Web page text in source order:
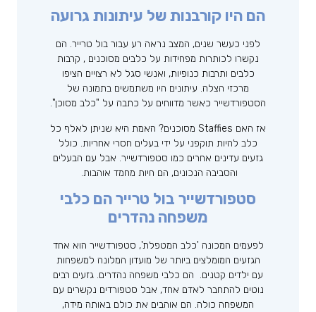
הם היו קורבנות של עיתונות גרועה
לפני כעשר שנים, המצב נראה רע עבור בול טרייר. הם
נקשרו לכותרות מפחידות על כלבים מסוכנים , קרבות
כלבים ותרבות כנופיות, ואנשי סגל לא רצויים הציפו
מרכזי הצלה. עיתונים היו משתמשים בתמונה של
הסטפורדשייר כאשר מדווחים על כתבה על "כלב מסוכן".
אז האם Staffies מסוכנים? האמת היא שניתן לאלף כל
כלב להיות תוקפני על ידי בעלים חסרי אחריות. כולל
גזעים עדינים אחרים כמו סטפורדשייר. אבל עם הבעלים
והסביבה הנכונים, הם חיות מחמד אוהבות.
סטפורדשייר בול טרייר הם כלבי
משפחה נהדרים
לפעמים המכונה 'כלב המטפלת', סטפורדשייר הוא אחד
הגזעים המומלצים ביותר של מועדון המלונה למשפחות
עם ילדים קטנים. הם כלבי משפחה נהדרים. גזעים רבים
נוטים להתחבר לאדם אחד, אבל סטפורדים נקשרים עם
המשפחה כולה. הם אוהבים את כולם באותה מידה,